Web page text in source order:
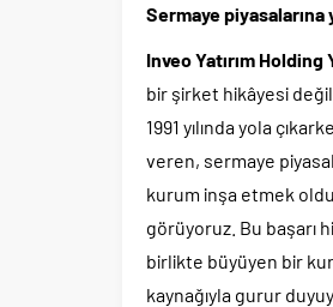
Sermaye
Inveo Yatırım
bir şirket hikâyesi
1991 yılında yola
veren, sermaye
kurum inşa etmek
görüyoruz. Bu başarı
birlikte büyüyen bir
kaynağıyla gurur